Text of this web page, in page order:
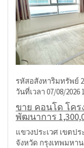
รหัสอสังหาริมทรัพย์
วันที่เวลา 07/08/2026
ขาย คอนโด โค
พัฒนาการ
แขวงประเวศ เขตปร
จังหวัด กรุงเทพมหา